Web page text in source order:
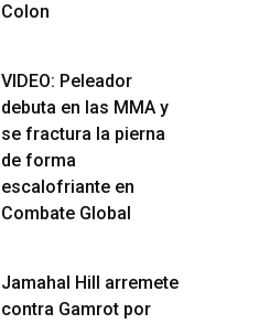
Colon
VIDEO: Peleador
debuta en las MMA y
se fractura la pierna
de forma
escalofriante en
Combate Global
Jamahal Hill arremete
contra Gamrot por